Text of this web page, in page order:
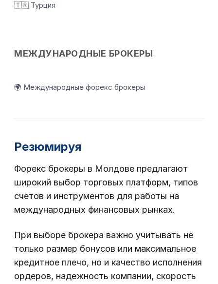
🇹🇷 Турция
МЕЖДУНАРОДНЫЕ БРОКЕРЫ
🌍 Международные форекс брокеры
Резюмируя
Форекс брокеры в Молдове предлагают
широкий выбор торговых платформ, типов
счетов и инструментов для работы на
международных финансовых рынках.
При выборе брокера важно учитывать не
только размер бонусов или максимальное
кредитное плечо, но и качество исполнения
ордеров, надежность компании, скорость